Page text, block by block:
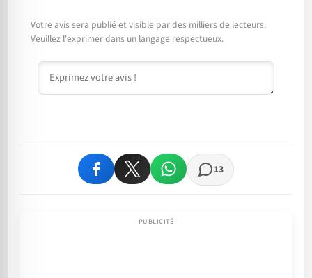
Votre avis sera publié et visible par des milliers de lecteurs.
Veuillez l'exprimer dans un langage respectueux.
Commentaire
13